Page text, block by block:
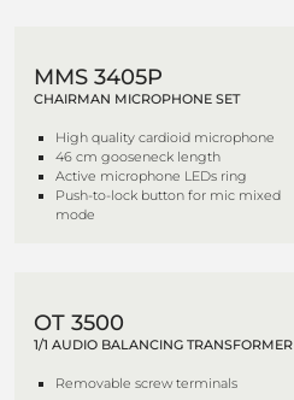
MMS 3405P
CHAIRMAN MICROPHONE SET
High quality cardioid microphone
46 cm gooseneck length
Active microphone LEDs ring
Push-to-lock button for mic mixed
mode
OT 3500
1/1 AUDIO BALANCING TRANSFORMER
Removable screw terminals